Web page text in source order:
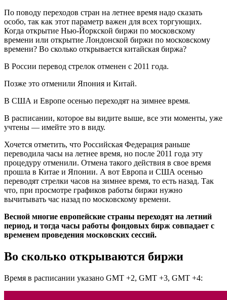
По поводу переходов стран на летнее время надо сказать
особо, так как этот параметр важен для всех торгующих.
Когда открытие Нью-Йоркской биржи по московскому
времени или открытие Лондонской биржи по московскому
времени? Во сколько открывается китайская биржа?
В России перевод стрелок отменен с 2011 года.
Позже это отменили Япония и Китай.
В США и Европе осенью переходят на зимнее время.
В расписании, которое вы видите выше, все эти моменты, уже
учтены — имейте это в виду.
Хочется отметить, что Российская Федерация раньше
переводила часы на летнее время, но после 2011 года эту
процедуру отменили. Отмена такого действия в свое время
прошла в Китае и Японии. А вот Европа и США осенью
переводят стрелки часов на зимнее время, то есть назад. Так
что, при просмотре графиков работы биржи нужно
вычитывать час назад по московскому времени.
Весной многие европейские страны переходят на летний
период, и тогда часы работы фондовых бирж совпадает с
временем проведения московских сессий.
Во сколько открываются биржи
Время в расписании указано GMT +2, GMT +3, GMT +4: